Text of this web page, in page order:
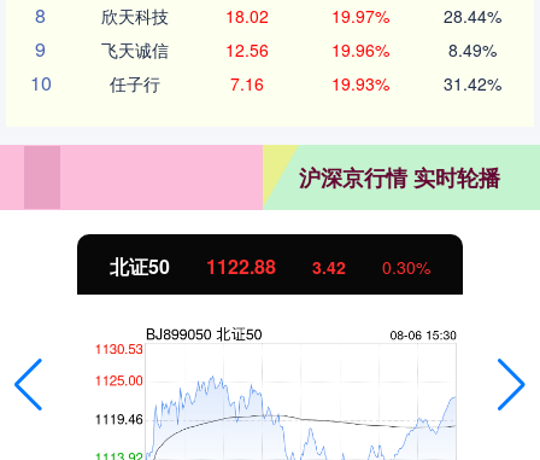
8 欣天科技 18.02 19.97% 28.44%
9 飞天诚信 12.56 19.96% 8.49%
10 任子行 7.16 19.93% 31.42%
沪深京行情 实时轮播
北证50 1122.88 3.42 0.30%